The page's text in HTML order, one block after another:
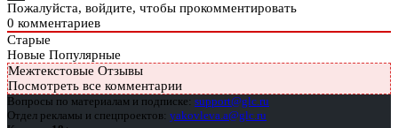
Пожалуйста, войдите, чтобы прокомментировать
0 комментариев
Старые
Новые Популярные
Межтекстовые Отзывы
Посмотреть все комментарии
Вопросы по материалам и подписке: support@glc.ru
Отдел рекламы и спецпроектов: yakovleva.a@glc.ru